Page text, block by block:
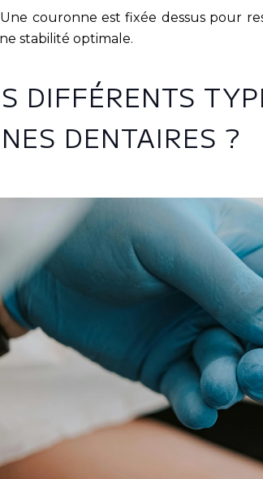
couronne est fixée dessus pour
stabilité optimale.
DIFFÉRENTS
DENTAIRES ?